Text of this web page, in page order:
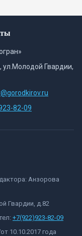
ул.Молодой Гвардии,
82-09
Анзорова
Гвардии, д.82
+7(922)923-82-09
10.10.2017 года